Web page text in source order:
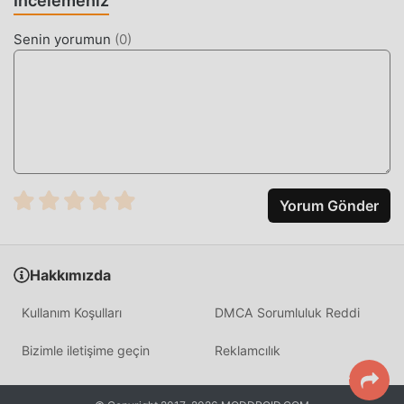
tıklamayla doğrudan indirebilirsiniz ve sizi bekleyen daha
fazla ücretsiz popüler mod uygulaması vardır. oyna, ne
Senin yorumun (0)
Yorum Gönder
Hakkımızda
Kullanım Koşulları DMCA Sorumluluk Reddi
Bizimle iletişime geçin Reklamcılık